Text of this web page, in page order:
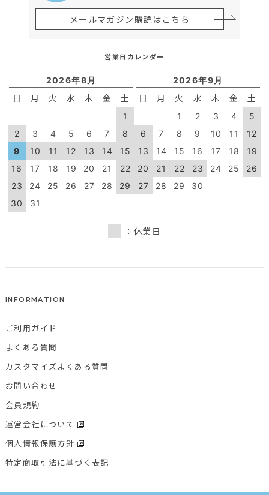
メールマガジン購読はこちら
営業日カレンダー
2026年8月
日 月 火 水 木 金 土
1
2
3 4 5 6 7
8
9
10 11 12 13 14
15
16
17 18 19 20 21
22
23
24 25 26 27 28
29
30
31
2026年9月
日 月 火 水 木 金 土
1 2 3 4
5
6
7 8 9 10 11
12
13
14 15 16 17 18
19
20
21 22 23 24 25
26
27
28 29 30
：休業日
INFORMATION
ご利用ガイド
よくある質問
カスタマイズよくある質問
お問い合わせ
会員規約
運営会社について
個人情報保護方針
特定商取引法に基づく表記